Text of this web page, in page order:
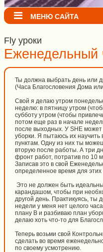
МЕНЮ САЙТА
Fly уроки
Еженедельный
Ты должна выбрать день или
(Часа Благословения Дома
Свой я делаю утром
неделю: в пятницу утром
субботу утром (чтобы
потом еще раз в начале
после выходных. У SHE
уборки. Я пытаюсь их
пунктам. Одну из них ты
вторую после работы. А три
фронт работ, потратив по 10
Записав это в свой
определенное время для этих
Это не должен быть
карандашом, чтобы при
другой день. Практикуясь, ты
недели у меня нет целого
плану В и разбиваю план
делаю хоть что-то для
Теперь возьми свой
сделать во время
по своему усмотрению.